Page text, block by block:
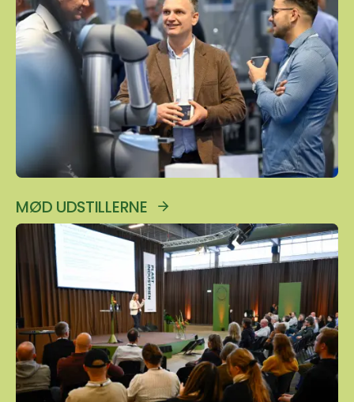
MØD UDSTILLERNE